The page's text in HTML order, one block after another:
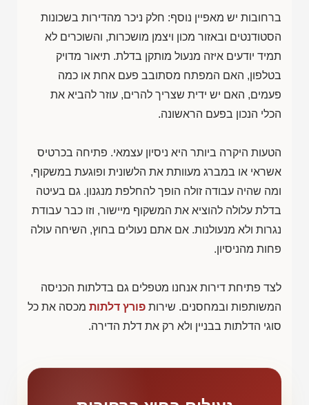
ברחובות יש מאפיין נוסף: חלק ניכר מהדירות בשכונות
הסטודנטים ובאזור מכון ויצמן מושכרות, והשוכרים לא
תמיד יודעים איזה מנעול מותקן בדלת. תיאור מדויק
בטלפון, האם המפתח מסתובב פעם אחת או כמה
פעמים, האם יש ידית שצריך להרים, עוזר להביא את
הכלי הנכון בפעם הראשונה.
הטעות היקרה ביותר היא ניסיון עצמאי. פתיחה בכרטיס
אשראי או במברג מעוותת את הלשונית ופוגעת במשקוף,
ומה שהיה עבודה זולה הופך להחלפת מנגנון. גם בעיטה
בדלת עלולה להוציא את המשקוף מיישור, וזו כבר עבודת
נגרות ולא מנעולנות. אם אתם נעולים בחוץ, השיחה עולה
פחות מהניסיון.
לצד פתיחת דירות אנחנו מטפלים גם בדלתות הכניסה
המשותפות ובמחסנים. שירות פורץ דלתות מכסה את כל
סוגי הדלתות בבניין ולא רק את דלת הדירה.